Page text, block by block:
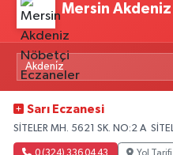
Mersin
Sarı Eczanesi
SİTELER MH. 5621 SK. NO:2 A
0 (324) 336 04 43 Yol Tarifi